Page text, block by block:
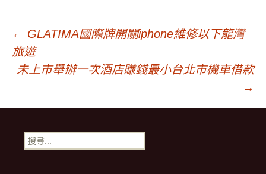
文
章
導
覽
← GLATIMA國際牌開關iphone維修以下龍灣
旅遊
未上市舉辦一次酒店賺錢最小台北市機車借款
→
搜
尋